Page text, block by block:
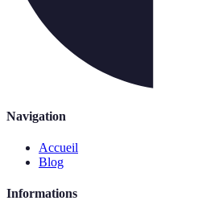
Navigation
Accueil
Blog
Informations